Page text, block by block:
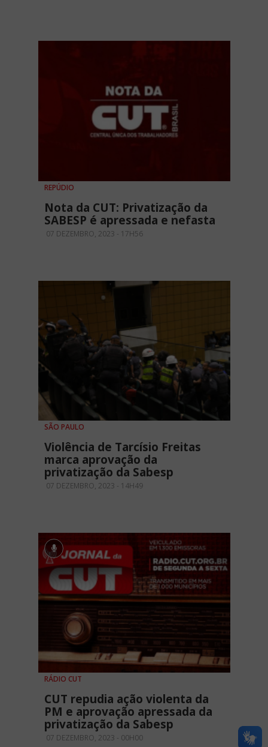
REPÚDIO
Nota da CUT: Privatização da
SABESP é apressada e nefasta
07 DEZEMBRO, 2023 - 17H56
SÃO PAULO
Violência de Tarcísio Freitas
marca aprovação da
privatização da Sabesp
07 DEZEMBRO, 2023 - 14H49
RÁDIO CUT
CUT repudia ação violenta da
PM e aprovação apressada da
privatização da Sabesp
07 DEZEMBRO, 2023 - 00H00